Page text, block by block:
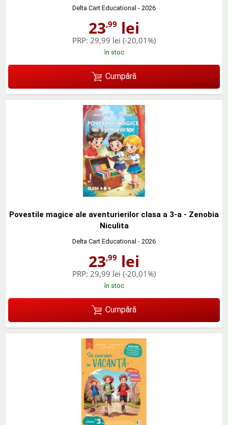
Delta Cart Educational - 2026
23,99 lei
PRP: 29,99 lei (-20,01%)
în stoc
Cumpără
Povestile magice ale aventurierilor clasa a 3-a - Zenobia
Niculita
Delta Cart Educational - 2026
23,99 lei
PRP: 29,99 lei (-20,01%)
în stoc
Cumpără